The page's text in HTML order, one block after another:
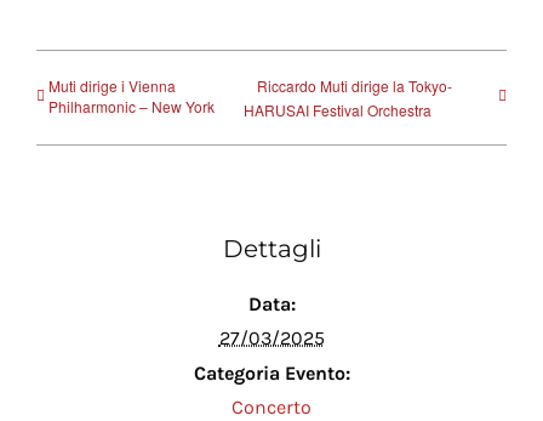
Muti dirige i Vienna
Philharmonic – New York
Riccardo Muti dirige la Tokyo-
HARUSAI Festival Orchestra
Dettagli
Data:
27/03/2025
Categoria Evento:
Concerto